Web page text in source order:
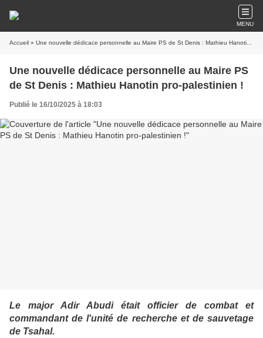
MENU
Accueil » Une nouvelle dédicace personnelle au Maire PS de St Denis : Mathieu Hanotin pro-palestinien !
Une nouvelle dédicace personnelle au Maire PS
de St Denis : Mathieu Hanotin pro-palestinien !
Publié le 16/10/2025 à 18:03
Le major Adir Abudi était officier de combat et
commandant de l'unité de recherche et de sauvetage
de Tsahal.